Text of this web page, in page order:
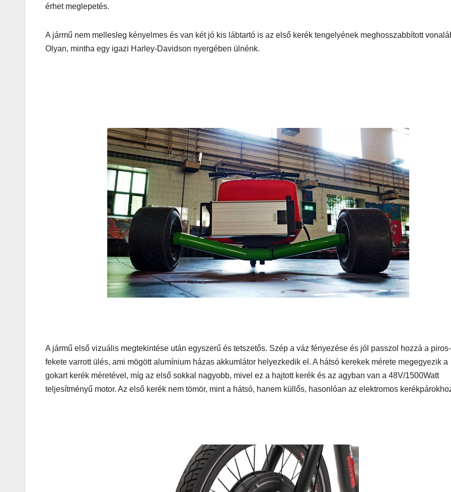
érhet meglepetés.
A jármű nem mellesleg kényelmes és van két jó kis lábtartó is az első kerék tengelyének meghosszabbított
Olyan, mintha egy igazi Harley-Davidson nyergében ülnénk.
A jármű első vizuális megtekintése után egyszerű és tetszetős. Szép a váz fényezése és jól passzol hozzá a piros-
fekete varrott ülés, ami mögött alumínium házas akkumlátor helyezkedik el. A hátsó kerekek mérete megegyezik a
gokart kerék méretével, míg az első sokkal nagyobb, mivel ez a hajtott kerék és az agyban van a 48V/1500Watt
teljesítményű motor. Az első kerék nem tömör, mint a hátsó, hanem küllős, hasonlóan az elektromos
– amikor a
játék tényleg
CSAJOK HÍREK
A bőröndöd új
sztárja
EGÉSZSÉG ÉNIDŐ NEKÜNK BEJÖTT
Te tudsz
újraéleszteni?
CSAJOK
Korres-
s a
KGt Musso EV
– Elektromos
Harley-
Davidson®